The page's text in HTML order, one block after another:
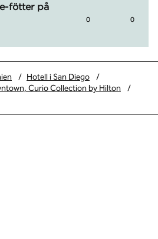
fötter på
0 0
/ Hotell i San Diego
/
Curio Collection by Hilton
/